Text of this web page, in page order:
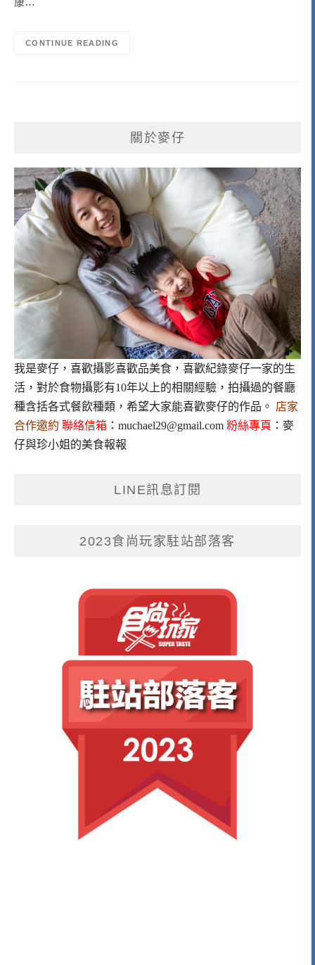
CONTINUE READING
關於麥仔
我是麥仔，喜歡攝影喜歡品美食，喜歡紀錄麥仔一家的生
活，對於食物攝影有10年以上的相關經驗，拍攝過的餐廳
種含括各式餐飲種類，希望大家能喜歡麥仔的作品。 店家
合作邀約 聯絡信箱 ： muchael29@gmail.com 粉絲專頁 ： 麥
仔與珍小姐的美食報報
LINE訊息訂閱
2023食尚玩家駐站部落客